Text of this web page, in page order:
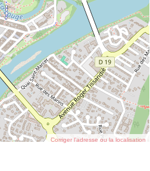
Corriger l’adresse ou la localisation